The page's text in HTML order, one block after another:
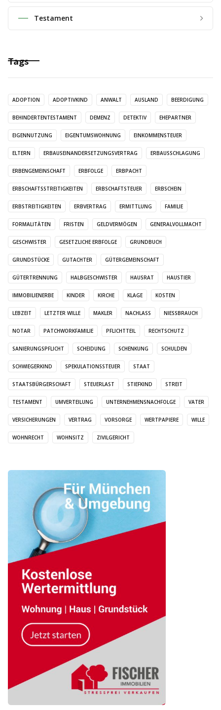
Testament
Tags
ADOPTION ADOPTIVKIND ANWALT AUSLAND BEERDIGUNG
BEHINDERTENTESTAMENT DEMENZ DETEKTIV EHEPARTNER
EIGENNUTZUNG EIGENTUMSWOHNUNG EINKOMMENSTEUER
ELTERN ERBAUSEINANDERSETZUNGSVERTRAG ERBAUSSCHLAGUNG
ERBENGEMEINSCHAFT ERBFOLGE ERBPACHT
ERBSCHAFTSSTREITIGKEITEN ERBSCHAFTSTEUER ERBSCHEIN
ERBSTREITIGKEITEN ERBVERTRAG ERMITTLUNG FAMILIE
FORMALITÄTEN FRISTEN GELDVERMÖGEN GENERALVOLLMACHT
GESCHWISTER GESETZLICHE ERBFOLGE GRUNDBUCH
GRUNDSTÜCKE GUTACHTER GÜTERGEMEINSCHAFT
GÜTERTRENNUNG HALBGESCHWISTER HAUSRAT HAUSTIER
IMMOBILIENERBE KINDER KIRCHE KLAGE KOSTEN
LEBZEIT LETZTER WILLE MAKLER NACHLASS NIESSBRAUCH
NOTAR PATCHWORKFAMILIE PFLICHTTEIL RECHTSCHUTZ
SANIERUNGSPFLICHT SCHEIDUNG SCHENKUNG SCHULDEN
SCHWIEGERKIND SPEKULATIONSSTEUER STAAT
STAATSBÜRGERSCHAFT STEUERLAST STIEFKIND STREIT
TESTAMENT UMVERTEILUNG UNTERNEHMENSNACHFOLGE VATER
VERSICHERUNGEN VERTRAG VORSORGE WERTPAPIERE WILLE
WOHNRECHT WOHNSITZ ZIVILGERICHT